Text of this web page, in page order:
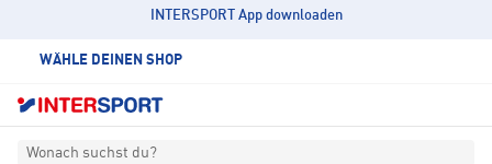
INTERSPORT App downloaden
WÄHLE DEINEN SHOP
Wonach suchst du?